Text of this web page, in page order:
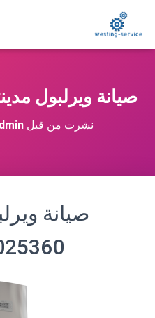
صيانة ويرلبول مدينتي
نشرت من قبل
صيانة